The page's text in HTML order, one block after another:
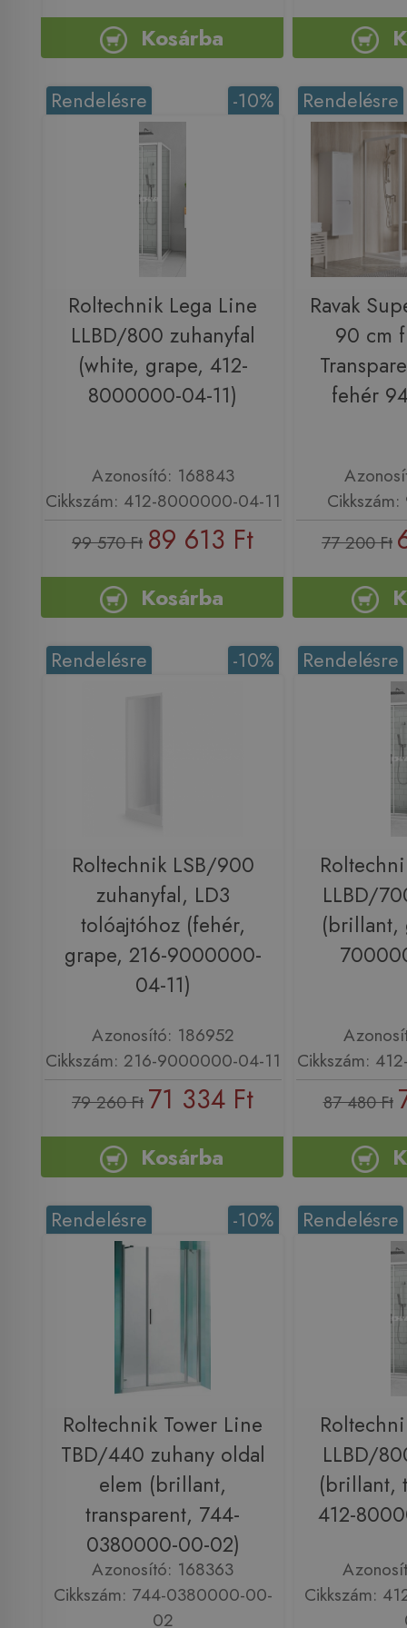
Kosárba
-10%
Rendelésre
Roltechnik Lega Line
LLBD/800 zuhanyfal
(white, grape, 412-
8000000-04-11)
Azonosító: 168843
Cikkszám: 412-8000000-04-11
99 570 Ft 89 613 Ft
Kosárba
Rendelésre
Ravak
90 cm
fehér
77 200 Ft
-10%
Rendelésre
Roltechnik LSB/900
zuhanyfal, LD3
tolóajtóhoz (fehér,
grape, 216-9000000-
04-11)
Azonosító: 186952
Cikkszám: 216-9000000-04-11
79 260 Ft 71 334 Ft
Kosárba
Rendelésre
LLBD/
(brillant,
Cikkszám:
87 480 Ft
-10%
Rendelésre
Roltechnik Tower Line
TBD/440 zuhany oldal
elem (brillant,
transparent, 744-
0380000-00-02)
Azonosító: 168363
Cikkszám: 744-0380000-00-
02
Rendelésre
LLBD/
(brillant,
412-
Cikkszám: